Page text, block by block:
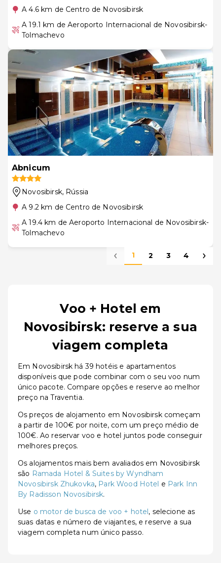
A 4.6 km de Centro de Novosibirsk
A 19.1 km de Aeroporto Internacional de Novosibirsk-
Tolmachevo
Abnicum
Novosibirsk, Rússia
A 9.2 km de Centro de Novosibirsk
A 19.4 km de Aeroporto Internacional de Novosibirsk-
Tolmachevo
1 2 3 4
Voo + Hotel em
Novosibirsk: reserve a sua
viagem completa
Em Novosibirsk há 39 hotéis e apartamentos
disponíveis que pode combinar com o seu voo num
único pacote. Compare opções e reserve ao melhor
preço na Traventia.
Os preços de alojamento em Novosibirsk começam
a partir de 100€ por noite, com um preço médio de
100€. Ao reservar voo e hotel juntos pode conseguir
melhores preços.
Os alojamentos mais bem avaliados em Novosibirsk
são Ramada Hotel & Suites by Wyndham
Novosibirsk Zhukovka, Park Wood Hotel e Park Inn
By Radisson Novosibirsk.
Use o motor de busca de voo + hotel, selecione as
suas datas e número de viajantes, e reserve a sua
viagem completa num único passo.